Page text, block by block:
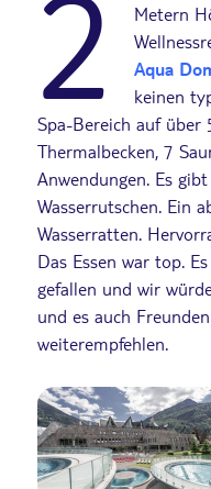
Metern
Aqua
keinen
Spa-Bereich auf über
Thermalbecken, 7
Anwendungen. Es
Wasserrutschen. Ein
Wasserratten.
Das Essen war top.
gefallen und wir
und es auch
weiterempfehlen.